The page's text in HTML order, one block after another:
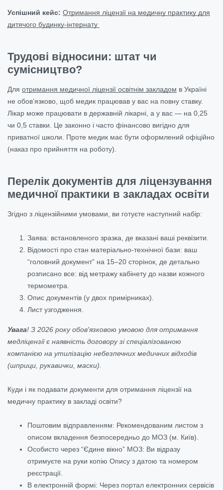
Успішний кейс: Отримання ліцензії на медичну практику для
дитячого будинку-інтернату
Трудові відносини: штат чи
сумісництво?
Для отримання медичної ліцензії освітнім закладом в Україні
не обов’язково, щоб медик працював у вас на повну ставку.
Лікар може працювати в державній лікарні, а у вас — на 0,25
чи 0,5 ставки. Це законно і часто фінансово вигідно для
приватної школи. Проте медик має бути оформлений офіційно
(наказ про прийняття на роботу).
Перелік документів для ліцензування
медичної практики в закладах освіти
Згідно з ліцензійними умовами, ви готуєте наступний набір:
Заява: встановленого зразка, де вказані ваші реквізити.
Відомості про стан матеріально-технічної бази: ваш
“головний документ” на 15–20 сторінок, де детально
розписано все: від метражу кабінету до назви кожного
термометра.
Опис документів (у двох примірниках).
Лист узгодження.
Увага! З 2026 року обов'язковою умовою для отримання
медліцензії є наявність договору зі спеціалізованою
компанією на утилізацію небезпечних медичних відходів
(шприци, рукавички, маски).
Куди і як подавати документи для отримання ліцензії на
медичну практику в закладі освіти?
Поштовим відправленням: Рекомендованим листом з
описом вкладення безпосередньо до МОЗ (м. Київ).
Особисто через “Єдине вікно” МОЗ: Ви відразу
отримуєте на руки копію Опису з датою та номером
реєстрації.
В електронній формі: Через портал електронних сервісів